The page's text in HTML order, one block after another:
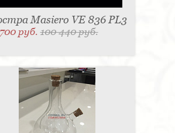
Masiero VE 836 PL3
руб.100 440 руб.